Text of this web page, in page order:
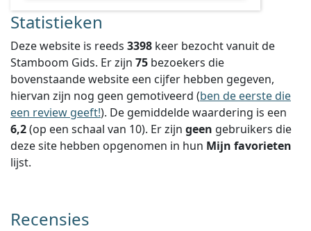
Statistieken
Deze website is reeds 3398 keer bezocht vanuit de
Stamboom Gids. Er zijn 75 bezoekers die
bovenstaande website een cijfer hebben gegeven,
hiervan zijn nog geen gemotiveerd (ben de eerste die
een review geeft!). De gemiddelde waardering is een
6,2(op een schaal van 10). Er zijn geen gebruikers die
deze site hebben opgenomen in hun Mijn favorieten
lijst.
Recensies